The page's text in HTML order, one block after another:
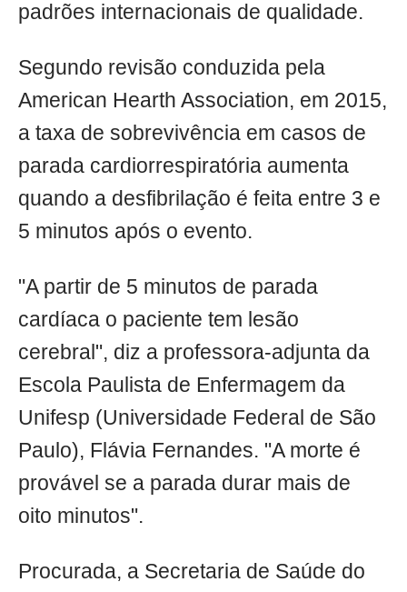
padrões internacionais de qualidade.
Segundo revisão conduzida pela
American Hearth Association, em 2015,
a taxa de sobrevivência em casos de
parada cardiorrespiratória aumenta
quando a desfibrilação é feita entre 3 e
5 minutos após o evento.
"A partir de 5 minutos de parada
cardíaca o paciente tem lesão
cerebral", diz a professora-adjunta da
Escola Paulista de Enfermagem da
Unifesp (Universidade Federal de São
Paulo), Flávia Fernandes. "A morte é
provável se a parada durar mais de
oito minutos".
Procurada, a Secretaria de Saúde do